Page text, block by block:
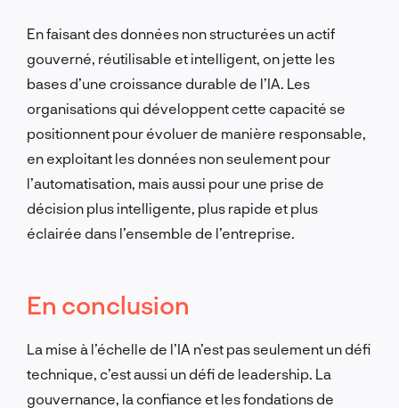
En faisant des données non structurées un actif
gouverné, réutilisable et intelligent, on jette les
bases d’une croissance durable de l’IA. Les
organisations qui développent cette capacité se
positionnent pour évoluer de manière responsable,
en exploitant les données non seulement pour
l’automatisation, mais aussi pour une prise de
décision plus intelligente, plus rapide et plus
éclairée dans l’ensemble de l’entreprise.
En conclusion
La mise à l’échelle de l’IA n’est pas seulement un défi
technique, c’est aussi un défi de leadership. La
gouvernance, la confiance et les fondations de